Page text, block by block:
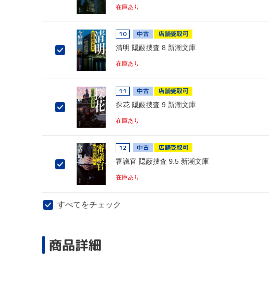
在庫あり
10 中古 店舗受取可
清明 隠蔽捜査 8 新潮文庫
在庫あり
11 中古 店舗受取可
探花 隠蔽捜査 9 新潮文庫
在庫あり
12 中古 店舗受取可
審議官 隠蔽捜査 9.5 新潮文庫
在庫あり
すべてをチェック
商品詳細